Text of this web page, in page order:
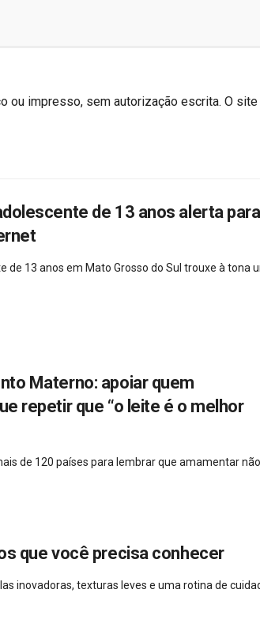
ou impresso, sem autorização escrita. O site
de 13 anos alerta
13 anos em Mato Grosso do Sul trouxe à tona
Materno: apoiar quem
repetir que “o leite é o melhor
de 120 países para lembrar que amamentar
que você precisa conhecer
inovadoras, texturas leves e uma rotina de